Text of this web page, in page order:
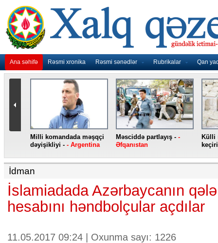
Ana səhifə Rəsmi xronika Rəsmi sənədlər Rubrikalar Qan
Milli komandada məşqçi
dəyişikliyi - - Argentina
Məsciddə partlayış - -
Əfqanıstan
Külli
İdman
İslamiadada Azərbaycanın
hesabını həndbolçular açdılar
11.05.2017 09:24 | Oxunma sayı: 1226